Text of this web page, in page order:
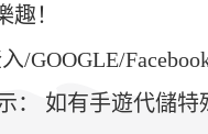
！
： 如有手遊代儲特